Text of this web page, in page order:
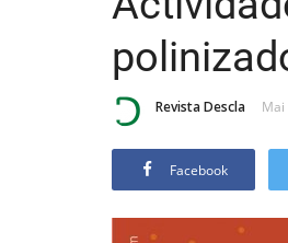
Revista Descla Mai
Facebook